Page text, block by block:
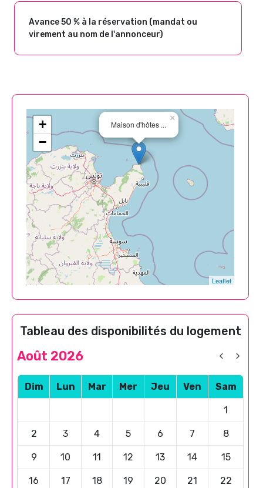
Avance 50 % à la réservation (mandat ou
virement au nom de l'annonceur)
Maison d'hôtes ...
×
+
−
Leaflet
Tableau des disponibilités du logement
Août 2026
Dim Lun Mar Mer Jeu Ven Sam
1
2 3 4 5 6 7 8
9 10 11 12 13 14 15
16 17 18 19 20 21 22